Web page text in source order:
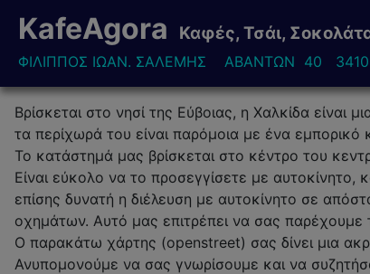
KafeAgora Καφές, Τσάι,
ΦΙΛΙΠΠΟΣ ΙΩΑΝ. ΣΑΛΕΜΗΣ ΑΒΑΝΤΩΝ 40
Βρίσκεται στο νησί της Εύβοιας, η Χαλκίδα είναι
τα περίχωρά του είναι παρόμοια με ένα
Το κατάστημά μας βρίσκεται στο κέντρο του
Είναι εύκολο να το προσεγγίσετε με
επίσης δυνατή η διέλευση με αυτοκίνητο σε
οχημάτων. Αυτό μας επιτρέπει να σας παρέχουμε
Ο παρακάτω χάρτης (openstreet) σας δίνει μια
Ανυπομονούμε να σας γνωρίσουμε και να